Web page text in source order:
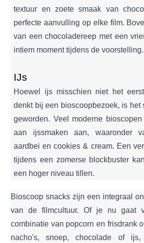
textuur en zoete smaak van
perfecte aanvulling op elke film.
van een chocoladereep met een
intiem moment tijdens de voorstelling.
IJs
Hoewel ijs misschien niet het
denkt bij een bioscoopbezoek, is het
geworden. Veel moderne
aan ijssmaken aan, waaronder
aardbei en cookies & cream. Een
tijdens een zomerse blockbuster
een hoger niveau tillen.
Bioscoop snacks zijn een integraal
van de filmcultuur. Of je nu gaat
combinatie van popcorn en frisdrank
nacho's, snoep, chocolade of ijs,